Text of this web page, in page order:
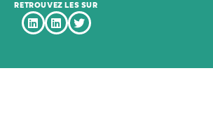
RETROUVEZ LES SUR